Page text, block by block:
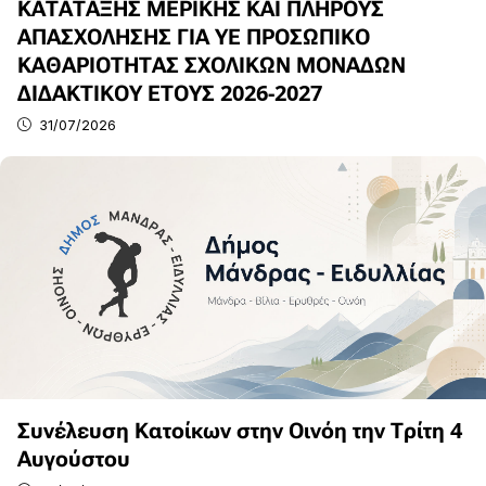
ΚΑΤΑΤΑΞΗΣ ΜΕΡΙΚΗΣ ΚΑΙ ΠΛΗΡΟΥΣ
ΑΠΑΣΧΟΛΗΣΗΣ ΓΙΑ ΥΕ ΠΡΟΣΩΠΙΚΟ
ΚΑΘΑΡΙΟΤΗΤΑΣ ΣΧΟΛΙΚΩΝ ΜΟΝΑΔΩΝ
ΔΙΔΑΚΤΙΚΟΥ ΕΤΟΥΣ 2026-2027
31/07/2026
Συνέλευση Κατοίκων στην Οινόη την Τρίτη 4
Αυγούστου